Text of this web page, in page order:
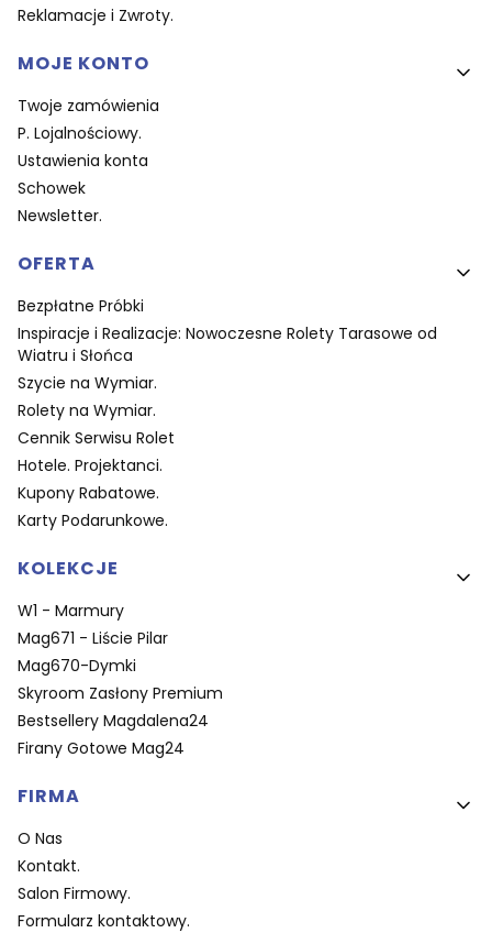
Reklamacje i Zwroty.
MOJE KONTO
Twoje zamówienia
P. Lojalnościowy.
Ustawienia konta
Schowek
Newsletter.
OFERTA
Bezpłatne Próbki
Inspiracje i Realizacje: Nowoczesne Rolety Tarasowe od
Wiatru i Słońca
Szycie na Wymiar.
Rolety na Wymiar.
Cennik Serwisu Rolet
Hotele. Projektanci.
Kupony Rabatowe.
Karty Podarunkowe.
KOLEKCJE
W1 - Marmury
Mag671 - Liście Pilar
Mag670-Dymki
Skyroom Zasłony Premium
Bestsellery Magdalena24
Firany Gotowe Mag24
FIRMA
O Nas
Kontakt.
Salon Firmowy.
Formularz kontaktowy.